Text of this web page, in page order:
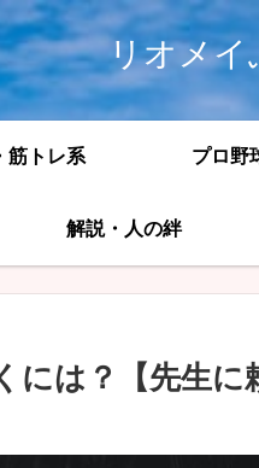
リオメイ
筋トレ系 プロ野
解説・人の絆
には？【先生に